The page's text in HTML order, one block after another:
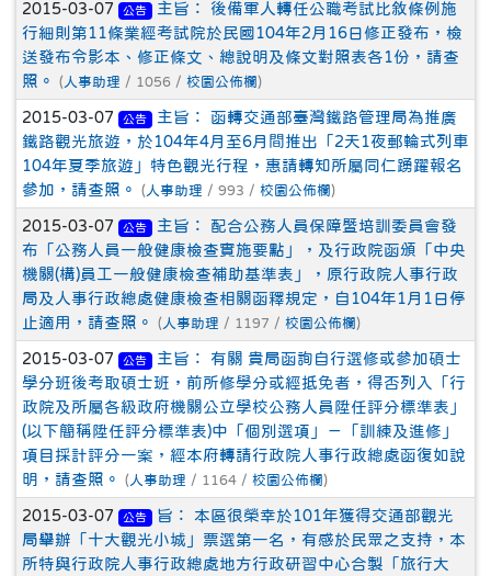
2015-03-07 公告
主旨： 後備軍人轉任公職考試比敘條例施
行細則第11條業經考試院於民國104年2月16日修正發布，檢
送發布令影本、修正條文、總說明及條文對照表各1份，請查
照。 ( 人事助理 / 1056 / 校園公佈欄 )
2015-03-07 公告
主旨： 函轉交通部臺灣鐵路管理局為推廣
鐵路觀光旅遊，於104年4月至6月間推出「2天1夜郵輪式列車
104年夏季旅遊」特色觀光行程，惠請轉知所屬同仁踴躍報名
參加，請查照。 ( 人事助理 / 993 / 校園公佈欄 )
2015-03-07 公告
主旨： 配合公務人員保障暨培訓委員會發
布「公務人員一般健康檢查實施要點」，及行政院函頒「中央
機關(構)員工一般健康檢查補助基準表」，原行政院人事行政
局及人事行政總處健康檢查相關函釋規定，自104年1月1日停
止適用，請查照。 ( 人事助理 / 1197 / 校園公佈欄 )
2015-03-07 公告
主旨： 有關 貴局函詢自行選修或參加碩士
學分班後考取碩士班，前所修學分或經抵免者，得否列入「行
政院及所屬各級政府機關公立學校公務人員陞任評分標準表」
(以下簡稱陞任評分標準表)中「個別選項」－「訓練及進修」
項目採計評分一案，經本府轉請行政院人事行政總處函復如說
明，請查照。 ( 人事助理 / 1164 / 校園公佈欄 )
2015-03-07 公告
旨： 本區很榮幸於101年獲得交通部觀光
局舉辦「十大觀光小城」票選第一名，有感於民眾之支持，本
所特與行政院人事行政總處地方行政研習中心合製「旅行大